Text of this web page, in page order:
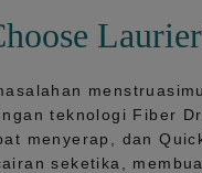
teknologi Fiber
menyerap, dan
seketika,